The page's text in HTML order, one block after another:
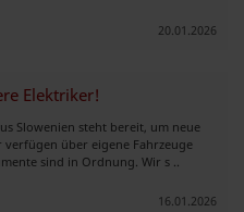
20.01.2026
Elektriker!
Slowenien steht bereit, um neue
über eigene Fahrzeuge
sind in Ordnung. Wir s ..
16.01.2026